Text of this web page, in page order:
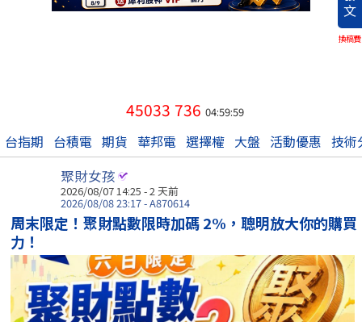
文
換稿費
45033 736 04:59:59
台指期 台積電 期貨 華邦電 選擇權 大盤 活動優惠 技術
聚財女孩
2026/08/07 14:25 - 2 天前
2026/08/08 23:17 - A870614
周末限定！聚財點數限時加碼 2%，聰明放大你的購買
力！